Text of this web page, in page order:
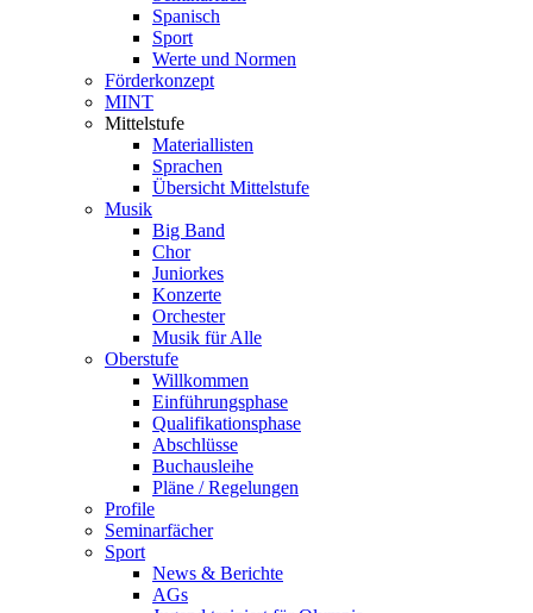
Spanisch
Sport
Werte und Normen
Förderkonzept
MINT
Mittelstufe
Materiallisten
Sprachen
Übersicht Mittelstufe
Musik
Big Band
Chor
Juniorkes
Konzerte
Orchester
Musik für Alle
Oberstufe
Willkommen
Einführungsphase
Qualifikationsphase
Abschlüsse
Buchausleihe
Pläne / Regelungen
Profile
Seminarfächer
Sport
News & Berichte
AGs